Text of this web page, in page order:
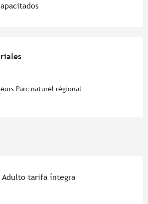
Parc naturel régional
Adulto tarifa íntegra